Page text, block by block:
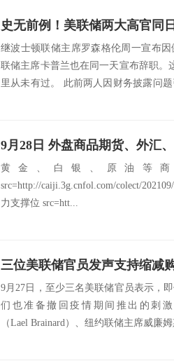
继波士顿联储主席罗森格伦周一宣布
联储主席卡普兰也在同一天宣布辞职。
里从未有过。 此前两人因财务披露问
黄金、白银、原油等
src=http://caiji.3g.cnfol.com/colect/
力支撑位 src=htt...
三位美联储官员发声支持缩减
9月27日，至少三名美联储官员表示，
们也准备撤回疫情期间推出的刺
（Lael Brainard）、纽约联储主席威廉